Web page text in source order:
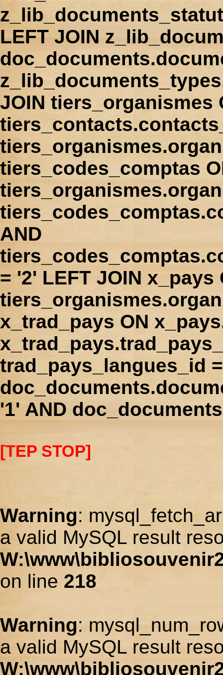
LEFT JOIN
JOIN tiers_organismes
tiers_codes_comptas
AND
= '2' LEFT JOIN
x_trad_pays ON
trad_pays_langues_id
'1' AND
[TEP STOP]
Warning:
a valid MySQL result
on line 218
Warning:
a valid MySQL result